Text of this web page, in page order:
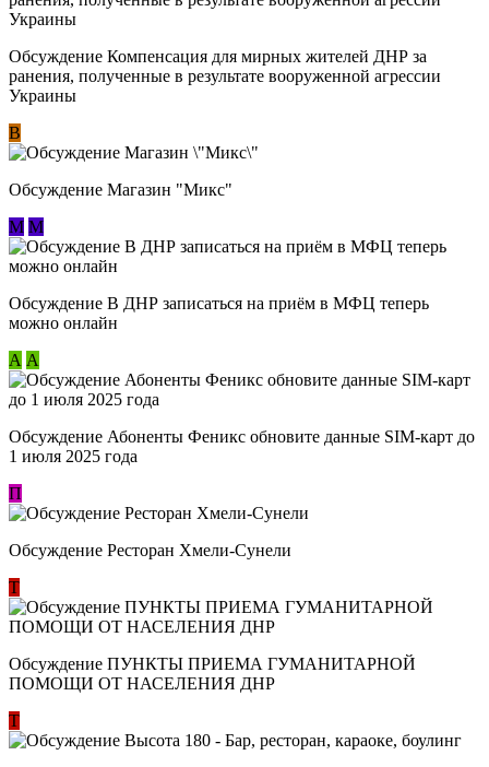
Обсуждение Компенсация для мирных жителей ДНР за
ранения, полученные в результате вооруженной агрессии
Украины
В
Обсуждение Магазин "Микс"
М М
Обсуждение В ДНР записаться на приём в МФЦ теперь
можно онлайн
А А
Обсуждение Абоненты Феникс обновите данные SIM-карт до
1 июля 2025 года
П
Обсуждение Ресторан Хмели-Сунели
Т
Обсуждение ​ПУНКТЫ ПРИЕМА ГУМАНИТАРНОЙ
ПОМОЩИ ОТ НАСЕЛЕНИЯ ДНР
Т